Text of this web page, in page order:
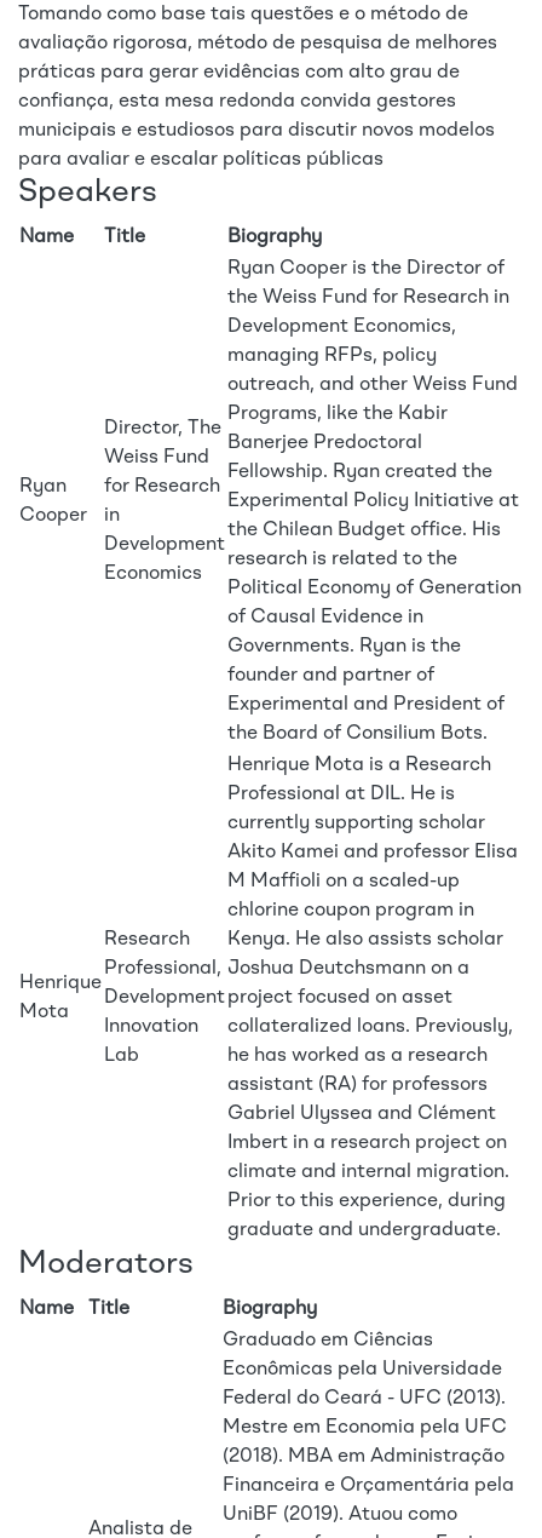
Tomando como base tais questões e o método de
avaliação rigorosa, método de pesquisa de melhores
práticas para gerar evidências com alto grau de
confiança, esta mesa redonda convida gestores
municipais e estudiosos para discutir novos modelos
para avaliar e escalar políticas públicas
Speakers
Name Title Biography
Ryan
Cooper
Director, The
Weiss Fund
for Research
in
Development
Economics
Ryan Cooper is the Director of
the Weiss Fund for Research in
Development Economics,
managing RFPs, policy
outreach, and other Weiss Fund
Programs, like the Kabir
Banerjee Predoctoral
Fellowship. Ryan created the
Experimental Policy Initiative at
the Chilean Budget office. His
research is related to the
Political Economy of Generation
of Causal Evidence in
Governments. Ryan is the
founder and partner of
Experimental and President of
the Board of Consilium Bots.
Henrique
Mota
Research
Professional,
Development
Innovation
Lab
Henrique Mota is a Research
Professional at DIL. He is
currently supporting scholar
Akito Kamei and professor Elisa
M Maffioli on a scaled-up
chlorine coupon program in
Kenya. He also assists scholar
Joshua Deutchsmann on a
project focused on asset
collateralized loans. Previously,
he has worked as a research
assistant (RA) for professors
Gabriel Ulyssea and Clément
Imbert in a research project on
climate and internal migration.
Prior to this experience, during
graduate and undergraduate.
Moderators
Name Title Biography
Analista de
Graduado em Ciências
Econômicas pela Universidade
Federal do Ceará - UFC (2013).
Mestre em Economia pela UFC
(2018). MBA em Administração
Financeira e Orçamentária pela
UniBF (2019). Atuou como